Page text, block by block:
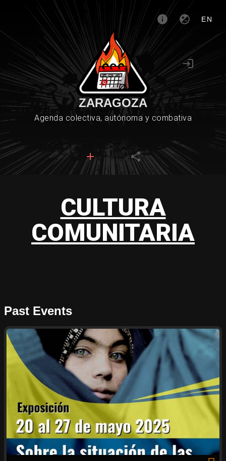
EN
ZARAGOZA
Agenda colectiva, autónoma y combativa
CULTURA
COMUNITARIA
Past Events